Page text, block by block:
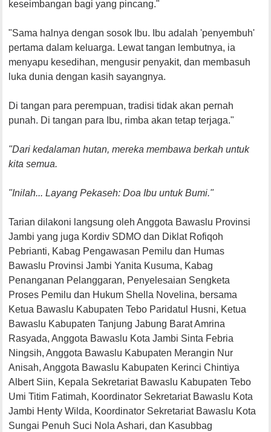
keseimbangan bagi yang pincang."
"Sama halnya dengan sosok Ibu. Ibu adalah 'penyembuh'
pertama dalam keluarga. Lewat tangan lembutnya, ia
menyapu kesedihan, mengusir penyakit, dan membasuh
luka dunia dengan kasih sayangnya.
Di tangan para perempuan, tradisi tidak akan pernah
punah. Di tangan para Ibu, rimba akan tetap terjaga."
"Dari kedalaman hutan, mereka membawa berkah untuk
kita semua.
"Inilah... Layang Pekaseh: Doa Ibu untuk Bumi."
Tarian dilakoni langsung oleh Anggota Bawaslu Provinsi
Jambi yang juga Kordiv SDMO dan Diklat Rofiqoh
Pebrianti, Kabag Pengawasan Pemilu dan Humas
Bawaslu Provinsi Jambi Yanita Kusuma, Kabag
Penanganan Pelanggaran, Penyelesaian Sengketa
Proses Pemilu dan Hukum Shella Novelina, bersama
Ketua Bawaslu Kabupaten Tebo Paridatul Husni, Ketua
Bawaslu Kabupaten Tanjung Jabung Barat Amrina
Rasyada, Anggota Bawaslu Kota Jambi Sinta Febria
Ningsih, Anggota Bawaslu Kabupaten Merangin Nur
Anisah, Anggota Bawaslu Kabupaten Kerinci Chintiya
Albert Siin, Kepala Sekretariat Bawaslu Kabupaten Tebo
Umi Titim Fatimah, Koordinator Sekretariat Bawaslu Kota
Jambi Henty Wilda, Koordinator Sekretariat Bawaslu Kota
Sungai Penuh Suci Nola Ashari, dan Kasubbag